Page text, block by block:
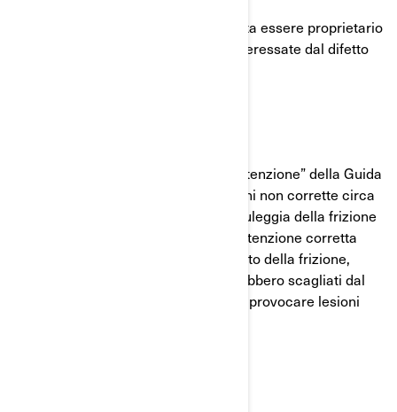
Dai dati in nostro possesso, Lei risulta essere proprietario
di una delle unità potenzialmente interessate dal difetto
La sezione sul “Programma di manutenzione” della Guida
del conducente contiene informazioni non corrette circa
gli intervalli di manutenzione della puleggia della frizione
condotta. La mancanza di una manutenzione corretta
della frizione può comportare il guasto della frizione,
senza contare i frammenti che verrebbero scagliati dal
veicolo. In alcune situazioni, ciò può provocare lesioni